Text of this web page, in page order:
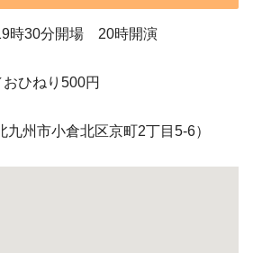
時30分開場 20時開演
ひねり500円
州市小倉北区京町2丁目5-6）